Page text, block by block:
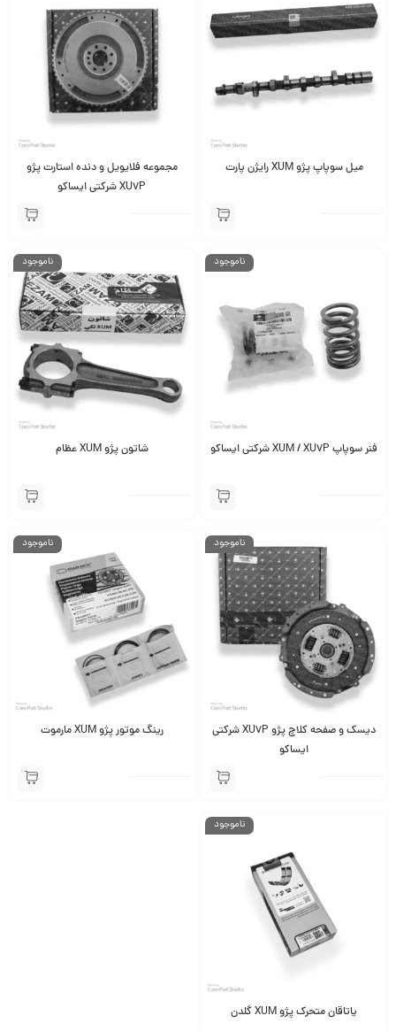
میل سوپاپ پژو XUM رایژن پارت
مجموعه فلایویل و دنده استارت پژو
XU7P شرکتی ایساکو
ناموجود
فنر سوپاپ XUM / XU7P شرکتی ایساکو
ناموجود
شاتون پژو XUM عظام
ناموجود
دیسک و صفحه کلاچ پژو XU7P شرکتی
ایساکو
ناموجود
رینگ موتور پژو XUM مارموت
ناموجود
یاتاقان متحرک پژو XUM گلدن